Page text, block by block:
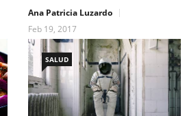
Ana Patricia Luzardo
Feb 19, 2017
SALUD